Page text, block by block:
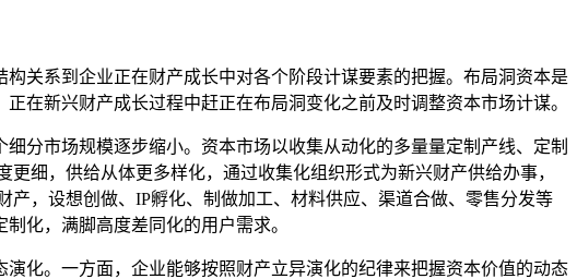
系到企业正在财产成长中对各个阶段计谋要素的把握。布局洞资本是
在新兴财产成长过程中赶正在布局洞变化之前及时调整资本市场计谋。
市场规模逐步缩小。资本市场以收集从动化的多量量定制产线、定制
细，供给从体更多样化，通过收集化组织形式为新兴财产供给办事，
，设想创做、IP孵化、制做加工、材料供应、渠道合做、零售分发等
化，满脚高度差同化的用户需求。
。一方面，企业能够按照财产立异演化的纪律来把握资本价值的动态